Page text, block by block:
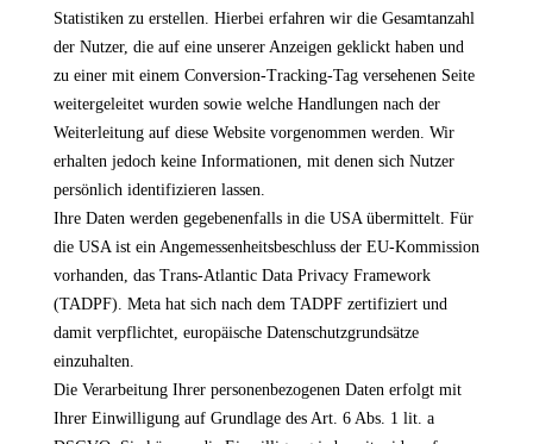
Statistiken zu erstellen. Hierbei erfahren wir die Gesamtanzahl
der Nutzer, die auf eine unserer Anzeigen geklickt haben und
zu einer mit einem Conversion-Tracking-Tag versehenen Seite
weitergeleitet wurden sowie welche Handlungen nach der
Weiterleitung auf diese Website vorgenommen werden. Wir
erhalten jedoch keine Informationen, mit denen sich Nutzer
persönlich identifizieren lassen.
Ihre Daten werden gegebenenfalls in die USA übermittelt. Für
die USA ist ein Angemessenheitsbeschluss der EU-Kommission
vorhanden, das Trans-Atlantic Data Privacy Framework
(TADPF). Meta hat sich nach dem TADPF zertifiziert und
damit verpflichtet, europäische Datenschutzgrundsätze
einzuhalten.
Die Verarbeitung Ihrer personenbezogenen Daten erfolgt mit
Ihrer Einwilligung auf Grundlage des Art. 6 Abs. 1 lit. a